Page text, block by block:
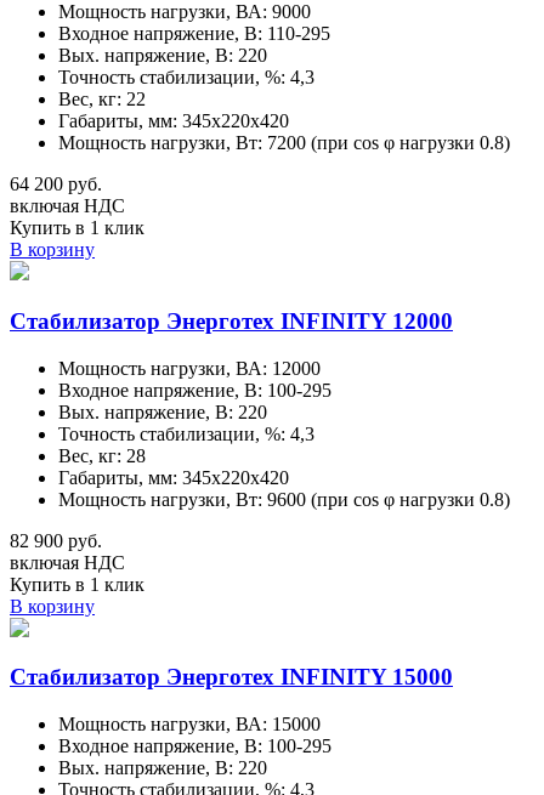
Мощность нагрузки, ВА: 9000
Входное напряжение, В: 110-295
Вых. напряжение, В: 220
Точность стабилизации, %: 4,3
Вес, кг: 22
Габариты, мм: 345х220х420
Мощность нагрузки, Вт: 7200 (при cos φ нагрузки 0.8)
64 200 руб.
включая НДС
Купить в 1 клик
В корзину
Стабилизатор Энерготех INFINITY 12000
Мощность нагрузки, ВА: 12000
Входное напряжение, В: 100-295
Вых. напряжение, В: 220
Точность стабилизации, %: 4,3
Вес, кг: 28
Габариты, мм: 345х220х420
Мощность нагрузки, Вт: 9600 (при cos φ нагрузки 0.8)
82 900 руб.
включая НДС
Купить в 1 клик
В корзину
Стабилизатор Энерготех INFINITY 15000
Мощность нагрузки, ВА: 15000
Входное напряжение, В: 100-295
Вых. напряжение, В: 220
Точность стабилизации, %: 4,3